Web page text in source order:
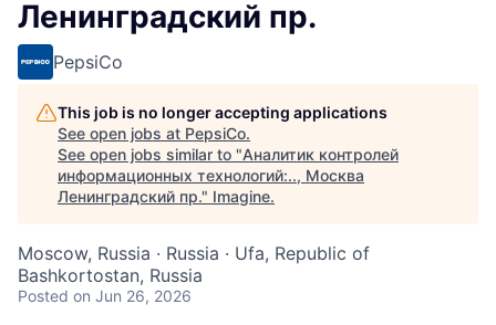
Ленинградский пр.
PepsiCo
This job is no longer accepting applications
See open jobs at PepsiCo.
See open jobs similar to "Аналитик контролей
информационных технологий:.., Москва
Ленинградский пр." Imagine.
Moscow, Russia · Russia · Ufa, Republic of
Bashkortostan, Russia
Posted on Jun 26, 2026